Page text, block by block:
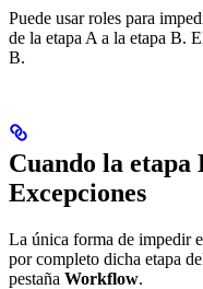
Puede usar roles para
de la etapa A a la etapa B.
B.
Cuando la etapa
Excepciones
La única forma de impedir
por completo dicha etapa
pestaña Workflow.